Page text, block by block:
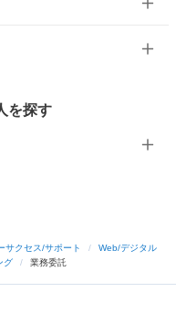
を探す
サクセス/サポート /
Web/デジタル
グ / 業務委託